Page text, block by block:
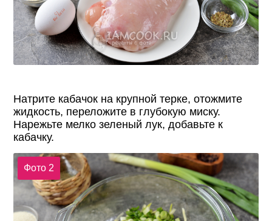
Натрите кабачок на крупной терке, отожмите
жидкость, переложите в глубокую миску.
Нарежьте мелко зеленый лук, добавьте к
кабачку.
Фото 2